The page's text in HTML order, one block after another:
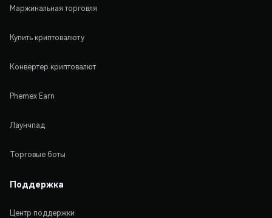
Маржинальная торговля
Купить криптовалюту
Конвертер криптовалют
Phemex Earn
Лаунчпад
Торговые боты
Поддержка
Центр поддержки